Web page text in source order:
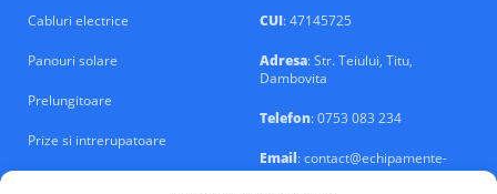
Cabluri electrice
Panouri solare
Prelungitoare
Prize si intrerupatoare
CUI: 47145725
Adresa: Str. Teiului, Titu,
Dambovita
Telefon: 0753 083 234
Email: contact@echipamente-
electrice.ro